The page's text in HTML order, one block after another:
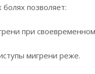
позволяет:
при
мигрени реже.